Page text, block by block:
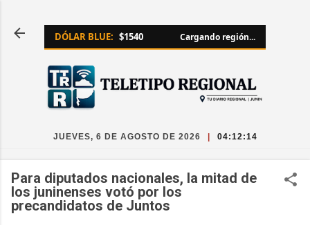
DÓLAR BLUE: $1540 Cargando región...
JUEVES, 6 DE AGOSTO DE 2026 04:12:15
Para diputados nacionales, la mitad de
los juninenses votó por los
precandidatos de Juntos